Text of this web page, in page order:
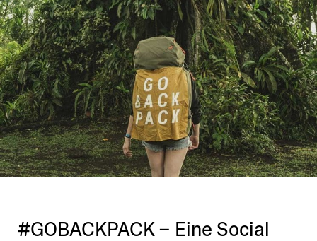
#GOBACKPACK – Eine Social